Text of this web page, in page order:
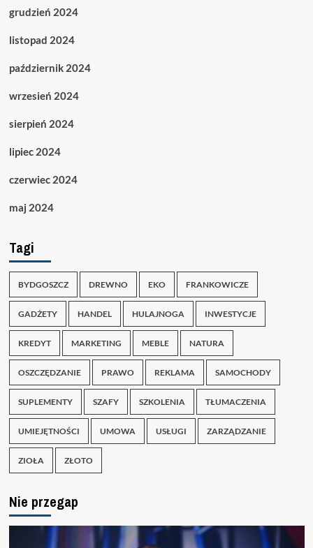
grudzień 2024
listopad 2024
październik 2024
wrzesień 2024
sierpień 2024
lipiec 2024
czerwiec 2024
maj 2024
Tagi
BYDGOSZCZ DREWNO EKO FRANKOWICZE
GADŻETY HANDEL HULAJNOGA INWESTYCJE
KREDYT MARKETING MEBLE NATURA
OSZCZĘDZANIE PRAWO REKLAMA SAMOCHODY
SUPLEMENTY SZAFY SZKOLENIA TŁUMACZENIA
UMIEJĘTNOŚCI UMOWA USŁUGI ZARZĄDZANIE
ZIOŁA ZŁOTO
Nie przegap